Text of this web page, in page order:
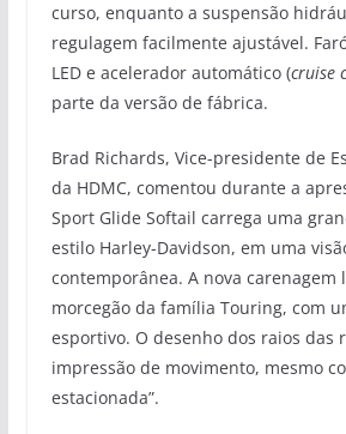
curso, enquanto a suspensão
regulagem facilmente ajustável.
LED e acelerador automático (cruise
parte da versão de fábrica.
Brad Richards, Vice-presidente de
da HDMC, comentou durante a
Sport Glide Softail carrega uma
estilo Harley-Davidson, em uma
contemporânea. A nova carenagem
morcegão da família Touring, com
esportivo. O desenho dos raios das
impressão de movimento, mesmo
estacionada”.